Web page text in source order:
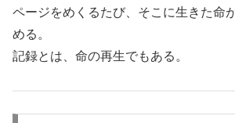
ページをめくるたび、そこに生きた命
める。
記録とは、命の再生でもある。